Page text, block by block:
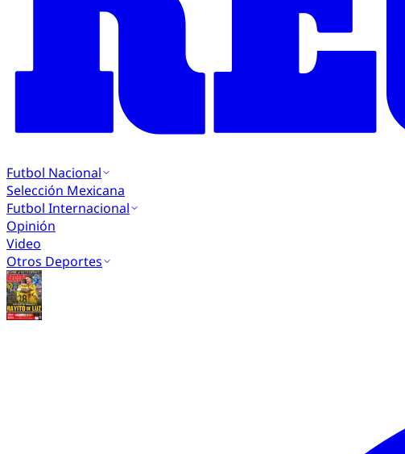
Futbol Nacional
Selección Mexicana
Futbol Internacional
Opinión
Video
Otros Deportes